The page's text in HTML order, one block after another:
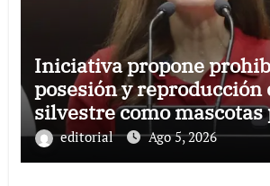
Iniciativa propone
posesión y reproducción
silvestre como mascotas
comercialización
editorial Ago 5, 2026